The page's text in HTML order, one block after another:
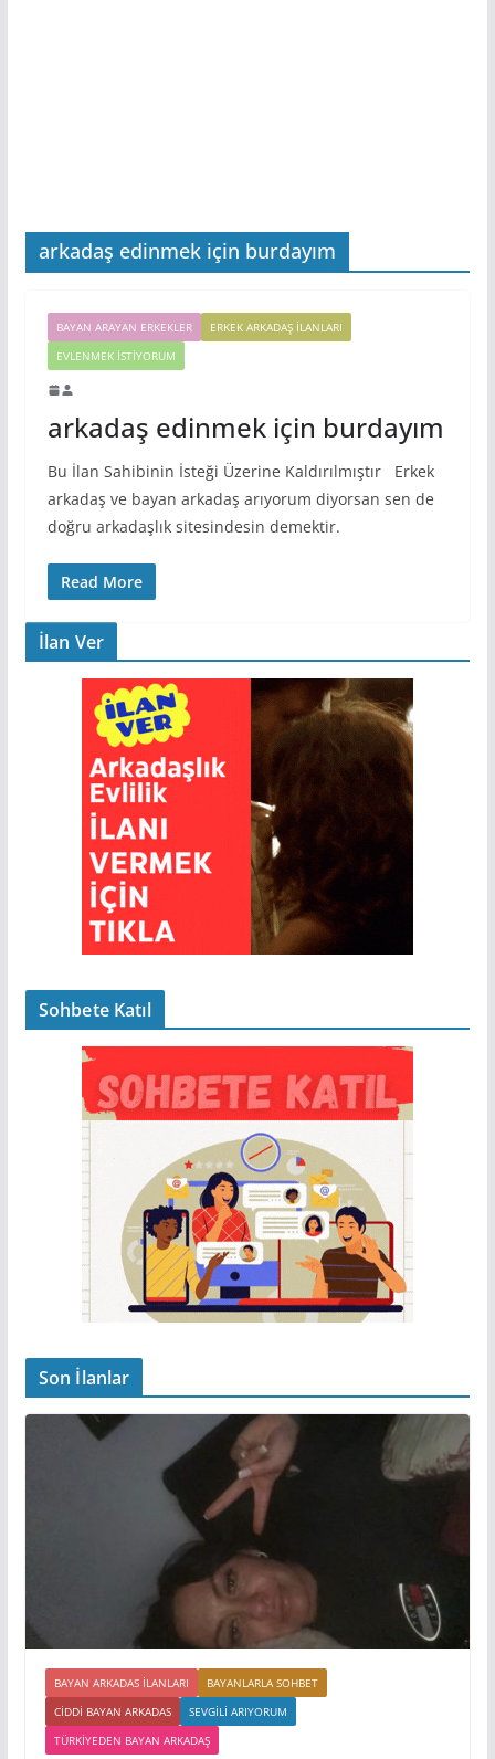
arkadaş edinmek için burdayım
BAYAN ARAYAN ERKEKLER
ERKEK ARKADAŞ ILANLARI
EVLENMEK İSTIYORUM
arkadaş edinmek için burdayım
Bu İlan Sahibinin İsteği Üzerine Kaldırılmıştır Erkek
arkadaş ve bayan arkadaş arıyorum diyorsan sen de
doğru arkadaşlık sitesindesin demektir.
Read More
İlan Ver
Sohbete Katıl
Son İlanlar
BAYAN ARKADAS ILANLARI
BAYANLARLA SOHBET
CIDDI BAYAN ARKADAS
SEVGILI ARIYORUM
TÜRKIYEDEN BAYAN ARKADAŞ